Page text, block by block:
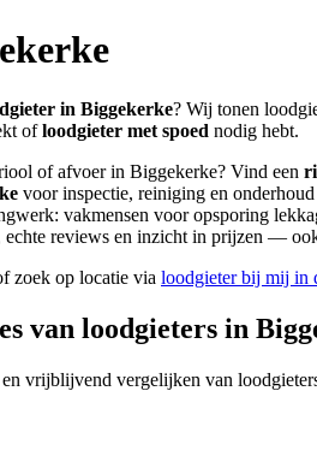
in Biggekerke? Wij tonen
ofloodgieter met spoed nodig hebt.
of afvoer in Biggekerke? Vind een
voor inspectie, reiniging en
vakmensen voor opsporing
reviews en inzicht in prijzen —
zoek op locatie via loodgieter bij mij in
van loodgieters in
vrijblijvend vergelijken van